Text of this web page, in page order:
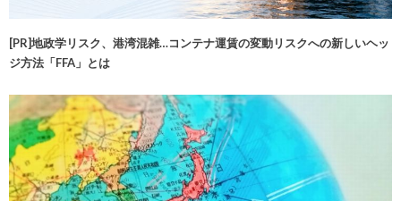
[PR]地政学リスク、港湾混雑…コンテナ運賃の変動リスクへの新しいヘッ
ジ方法「FFA」とは